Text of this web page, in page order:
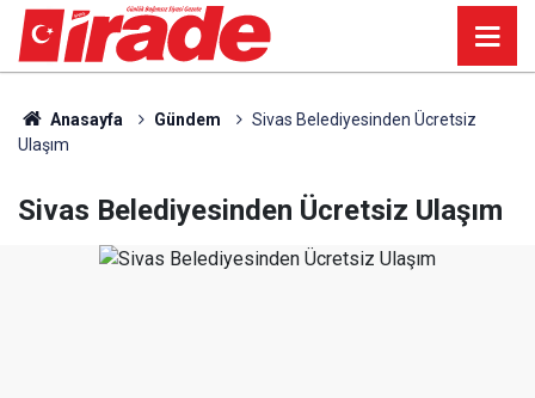
Anasayfa Gündem
Sivas Belediyesinden Ücretsiz
Ulaşım
Sivas Belediyesinden Ücretsiz Ulaşım